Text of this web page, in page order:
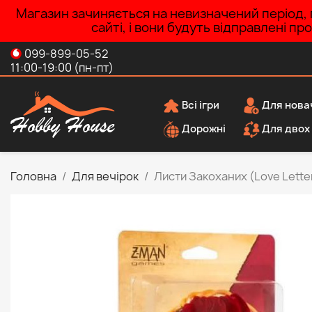
Магазин зачиняється на невизначений
сайті, і вони будуть відправлені
099-899-05-52
11:00-19:00 (пн-пт)
Всі ігри
Для
Дорожні
Для двох
Головна Для вечірок Листи Закоханих (Love